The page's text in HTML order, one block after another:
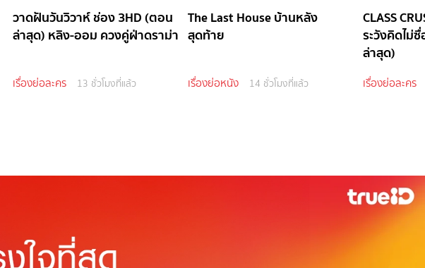
วาดฝันวันวิวาห์ ช่อง 3HD (ตอน
ล่าสุด) หลิง-ออม ควงคู่ฝ่าดราม่า
เรื่องย่อละคร 13 ชั่วโมงที่แล้ว
The Last House บ้านหลัง
สุดท้าย
เรื่องย่อหนัง 14 ชั่วโมงที่แล้ว
CLASS
ระวังคิดไม่
ล่าสุด)
เรื่องย่อละคร